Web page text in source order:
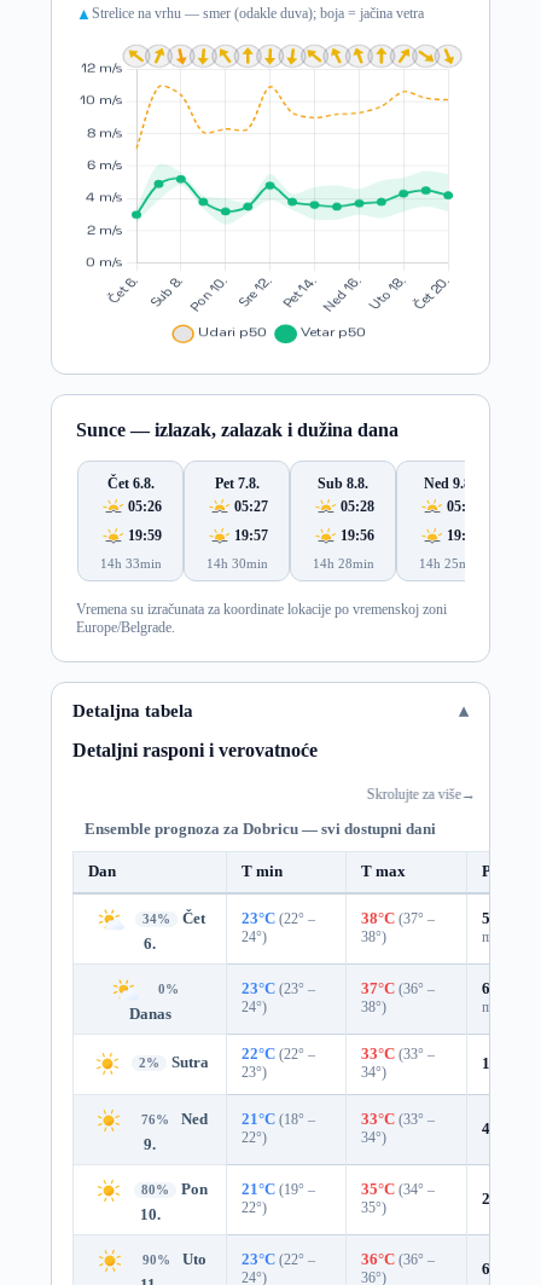
▲ Strelice na vrhu — smer (odakle duva); boja = jačina vetra
Sunce — izlazak, zalazak i dužina dana
Čet 6.8.
05:26
19:59
14h 33min
Pet 7.8.
05:27
19:57
14h 30min
Sub 8.8.
05:28
19:56
14h 28min
Ned 9.8.
05:29
19:54
14h 25min
Vremena su izračunata za koordinate lokacije po vremenskoj zoni
Europe/Belgrade.
Detaljna tabela
Detaljni rasponi i verovatnoće
Skrolujte za više→
Ensemble prognoza za Dobricu — svi dostupni dani
Dan T min T max
34%
Čet
6.
23°C (22° –
24°)
38°C (37° –
38°)
57%
mm)
0%
Danas
23°C (23° –
24°)
37°C (36° –
38°)
67%
mm)
2% Sutra 22°C (22° –
23°)
33°C (33° –
34°)
15%
76%
Ned
9.
21°C (18° –
22°)
33°C (33° –
34°)
4%
80%
Pon
10.
21°C (19° –
22°)
35°C (34° –
35°)
2%
90%
Uto
23°C (22° –
24°)
36°C (36° –
36°)
6%